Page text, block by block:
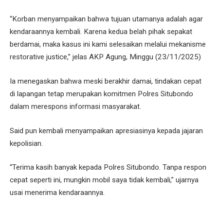
“Korban menyampaikan bahwa tujuan utamanya adalah agar
kendaraannya kembali. Karena kedua belah pihak sepakat
berdamai, maka kasus ini kami selesaikan melalui mekanisme
restorative justice,” jelas AKP Agung, Minggu (23/11/2025)
Ia menegaskan bahwa meski berakhir damai, tindakan cepat
di lapangan tetap merupakan komitmen Polres Situbondo
dalam merespons informasi masyarakat.
Said pun kembali menyampaikan apresiasinya kepada jajaran
kepolisian.
“Terima kasih banyak kepada Polres Situbondo. Tanpa respon
cepat seperti ini, mungkin mobil saya tidak kembali,” ujarnya
usai menerima kendaraannya.